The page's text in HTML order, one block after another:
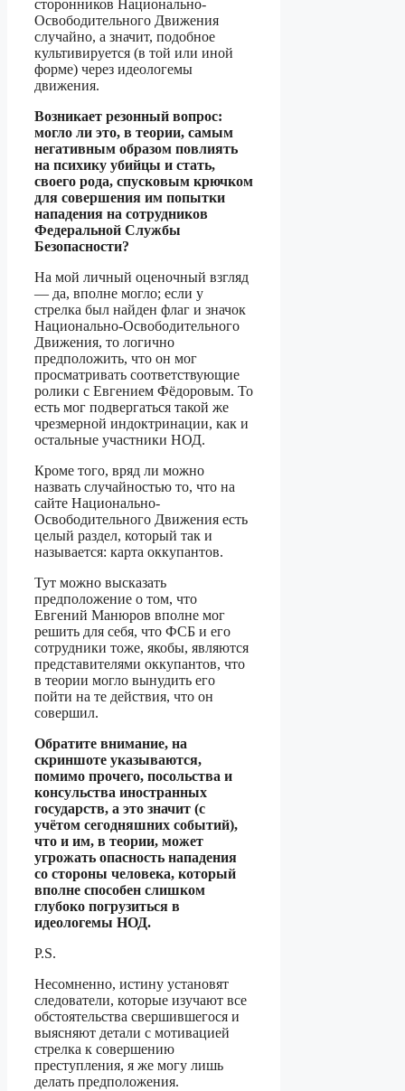
сторонников Национально-
Освободительного Движения
случайно, а значит, подобное
культивируется (в той или иной
форме) через идеологемы
движения.
Возникает резонный вопрос:
могло ли это, в теории, самым
негативным образом повлиять
на психику убийцы и стать,
своего рода, спусковым крючком
для совершения им попытки
нападения на сотрудников
Федеральной Службы
Безопасности?
На мой личный оценочный взгляд
— да, вполне могло; если у
стрелка был найден флаг и значок
Национально-Освободительного
Движения, то логично
предположить, что он мог
просматривать соответствующие
ролики с Евгением Фёдоровым. То
есть мог подвергаться такой же
чрезмерной индоктринации, как и
остальные участники НОД.
Кроме того, вряд ли можно
назвать случайностью то, что на
сайте Национально-
Освободительного Движения есть
целый раздел, который так и
называется: карта оккупантов.
Тут можно высказать
предположение о том, что
Евгений Манюров вполне мог
решить для себя, что ФСБ и его
сотрудники тоже, якобы, являются
представителями оккупантов, что
в теории могло вынудить его
пойти на те действия, что он
совершил.
Обратите внимание, на
скриншоте указываются,
помимо прочего, посольства и
консульства иностранных
государств, а это значит (с
учётом сегодняшних событий),
что и им, в теории, может
угрожать опасность нападения
со стороны человека, который
вполне способен слишком
глубоко погрузиться в
идеологемы НОД.
P.S.
Несомненно, истину установят
следователи, которые изучают все
обстоятельства свершившегося и
выясняют детали с мотивацией
стрелка к совершению
преступления, я же могу лишь
делать предположения.